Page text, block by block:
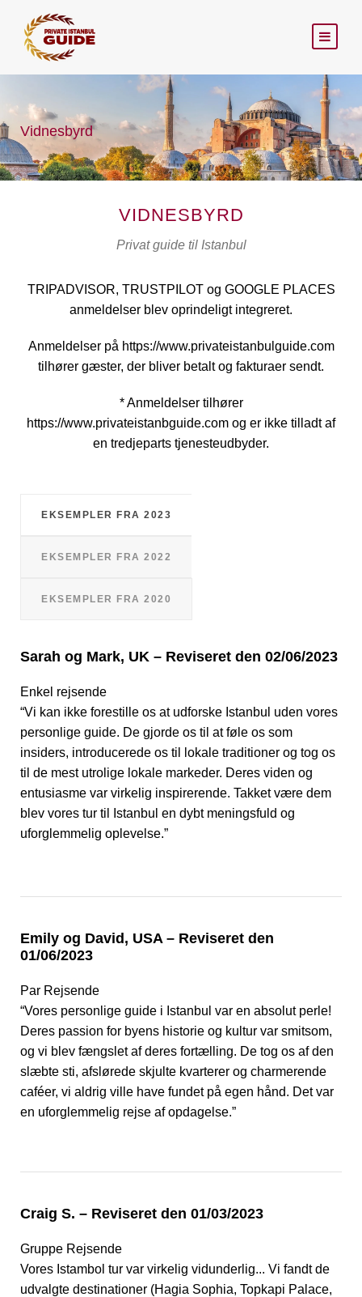
Vidnesbyrd
VIDNESBYRD
Privat guide til Istanbul
TRIPADVISOR, TRUSTPILOT og GOOGLE PLACES
anmeldelser blev oprindeligt integreret.
Anmeldelser på https://www.privateistanbulguide.com
tilhører gæster, der bliver betalt og fakturaer sendt.
* Anmeldelser tilhører
https://www.privateistanbguide.com og er ikke tilladt af
en tredjeparts tjenesteudbyder.
EKSEMPLER FRA 2023
EKSEMPLER FRA 2022
EKSEMPLER FRA 2020
Sarah og Mark, UK – Reviseret den 02/06/2023
Enkel rejsende
“Vi kan ikke forestille os at udforske Istanbul uden vores
personlige guide. De gjorde os til at føle os som
insiders, introducerede os til lokale traditioner og tog os
til de mest utrolige lokale markeder. Deres viden og
entusiasme var virkelig inspirerende. Takket være dem
blev vores tur til Istanbul en dybt meningsfuld og
uforglemmelig oplevelse.”
Emily og David, USA – Reviseret den
01/06/2023
Par Rejsende
“Vores personlige guide i Istanbul var en absolut perle!
Deres passion for byens historie og kultur var smitsom,
og vi blev fængslet af deres fortælling. De tog os af den
slæbte sti, afslørede skjulte kvarterer og charmerende
caféer, vi aldrig ville have fundet på egen hånd. Det var
en uforglemmelig rejse af opdagelse.”
Craig S. – Reviseret den 01/03/2023
Gruppe Rejsende
Vores Istambol tur var virkelig vidunderlig... Vi fandt de
udvalgte destinationer (Hagia Sophia, Topkapi Palace,